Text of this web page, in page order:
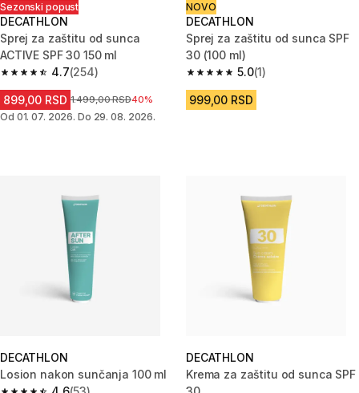
Sezonski popust
DECATHLON
Sprej za zaštitu od sunca
ACTIVE SPF 30 150 ml
4.7
4.7 od 5 zvezdica from 254 Recenzije
(254)
899,00 RSD Cena pre sniženja
1.499,00 RSD40%
Od 01. 07. 2026. Do 29. 08. 2026.
NOVO
DECATHLON
Sprej za zaštitu od sunca SPF
30 (100 ml)
5.0
5.0 od 5 zvezdica from 1
(1)
999,00 RSD
DECATHLON
Losion nakon sunčanja 100 ml
DECATHLON
Krema za zaštitu od sunca SPF